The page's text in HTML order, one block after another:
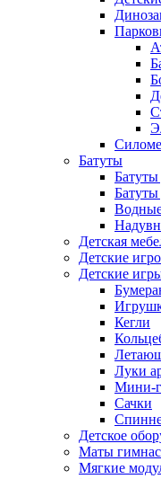
Батуты
Детская
Детские
Детские
Кегли
Луки
Мини-
Сачки
Детское
Маты
Мягкие